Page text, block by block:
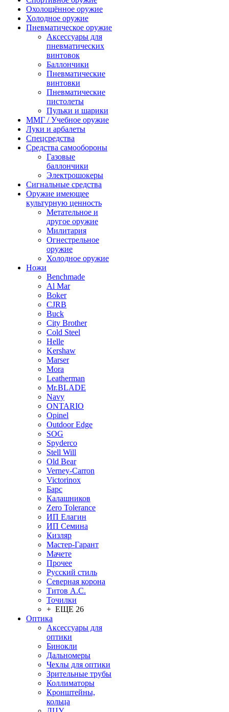
Охолощённое оружие
Холодное оружие
Пневматическое оружие
Аксессуары для
пневматических
винтовок
Баллончики
Пневматические
винтовки
Пневматические
пистолеты
Пульки и шарики
ММГ / Учебное оружие
Луки и арбалеты
Спецсредства
Средства самообороны
Газовые
баллончики
Электрошокеры
Сигнальные средства
Оружие имеющее
культурную ценность
Метательное и
другое оружие
Милитария
Огнестрельное
оружие
Холодное оружие
Ножи
Benchmade
Al Mar
Boker
CJRB
Buck
City Brother
Cold Steel
Helle
Kershaw
Marser
Mora
Leatherman
Mr.BLADE
Navy
ONTARIO
Opinel
Outdoor Edge
SOG
Spyderco
Stell Will
Old Bear
Verney-Carron
Victorinox
Барс
Калашников
Zero Tolerance
ИП Елагин
ИП Семина
Кизляр
Мастер-Гарант
Мачете
Прочее
Русский стиль
Северная корона
Титов А.С.
Точилки
+ ЕЩЕ 26
Оптика
Аксессуары для
оптики
Бинокли
Дальномеры
Чехлы для оптики
Зрительные трубы
Коллиматоры
Кронштейны,
кольца